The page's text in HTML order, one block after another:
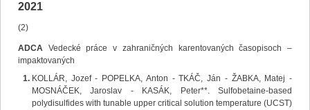
2021
(2)
ADCA Vedecké práce v zahraničných karentovaných časopisoch –
impaktovaných
KOLLÁR, Jozef - POPELKA, Anton - TKÁČ, Ján - ŽABKA, Matej -
MOSNÁČEK, Jaroslav - KASÁK, Peter**. Sulfobetaine-based
polydisulfides with tunable upper critical solution temperature (UCST)